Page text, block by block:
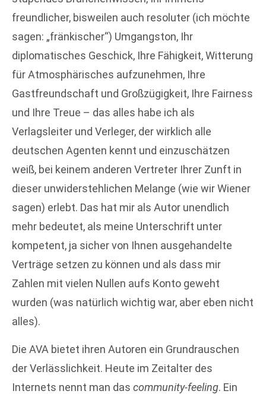
freundlicher, bisweilen auch resoluter (ich möchte
sagen: „fränkischer“) Umgangston, Ihr
diplomatisches Geschick, Ihre Fähigkeit, Witterung
für Atmosphärisches aufzunehmen, Ihre
Gastfreundschaft und Großzügigkeit, Ihre Fairness
und Ihre Treue – das alles habe ich als
Verlagsleiter und Verleger, der wirklich alle
deutschen Agenten kennt und einzuschätzen
weiß, bei keinem anderen Vertreter Ihrer Zunft in
dieser unwiderstehlichen Melange (wie wir Wiener
sagen) erlebt. Das hat mir als Autor unendlich
mehr bedeutet, als meine Unterschrift unter
kompetent, ja sicher von Ihnen ausgehandelte
Verträge setzen zu können und als dass mir
Zahlen mit vielen Nullen aufs Konto geweht
wurden (was natürlich wichtig war, aber eben nicht
alles).
Die AVA bietet ihren Autoren ein Grundrauschen
der Verlässlichkeit. Heute im Zeitalter des
Internets nennt man das community-feeling. Ein